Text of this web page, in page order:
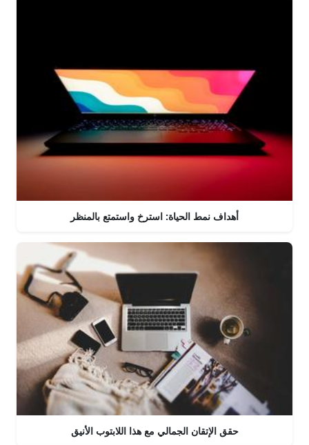
أهداف نمط الحياة: استرخ واستمتع بالمنظر
حقق الإتقان الجمالي مع هذا اللابتوب الأنيق